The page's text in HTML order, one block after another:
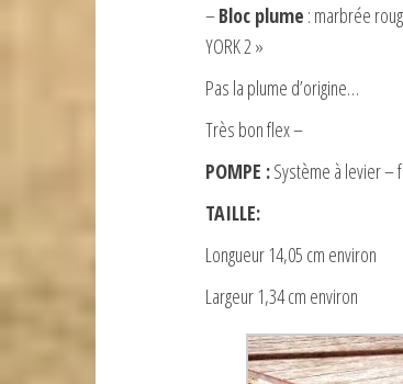
–Bloc plume : marbrée
YORK 2 »
Pas la plume d’origine…
Très bon flex –
POMPE :Système à levier –
TAILLE:
Longueur 14,05 cm environ
Largeur 1,34 cm environ